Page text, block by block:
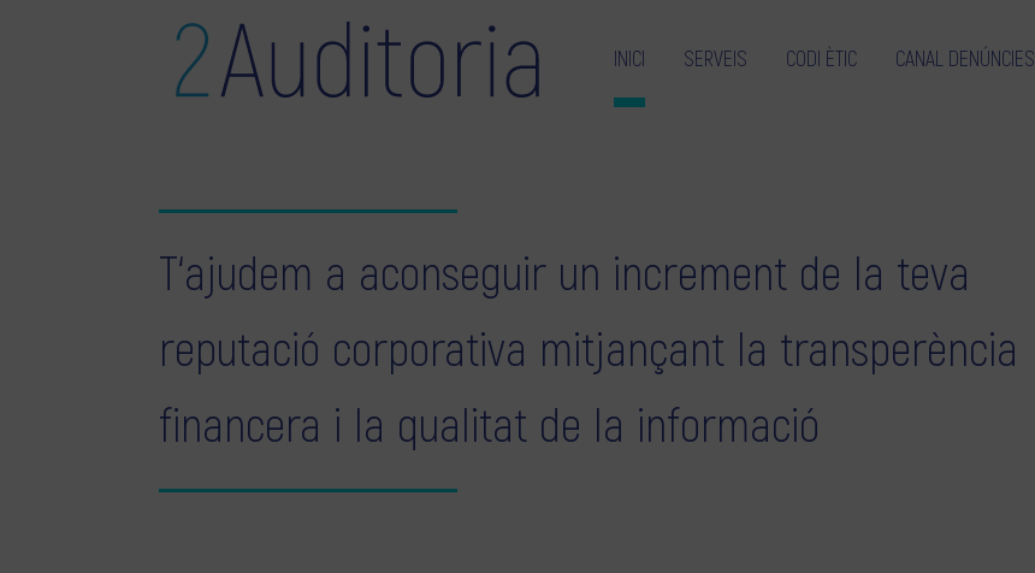
INICI SERVEIS CODI ÈTIC CANAL DENÚNCIES
T‘ajudem a aconseguir un increment de la teva
reputació corporativa mitjançant la transperència
financera i la qualitat de la informació